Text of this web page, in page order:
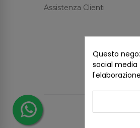
Assistenza Clienti
Questo
social media